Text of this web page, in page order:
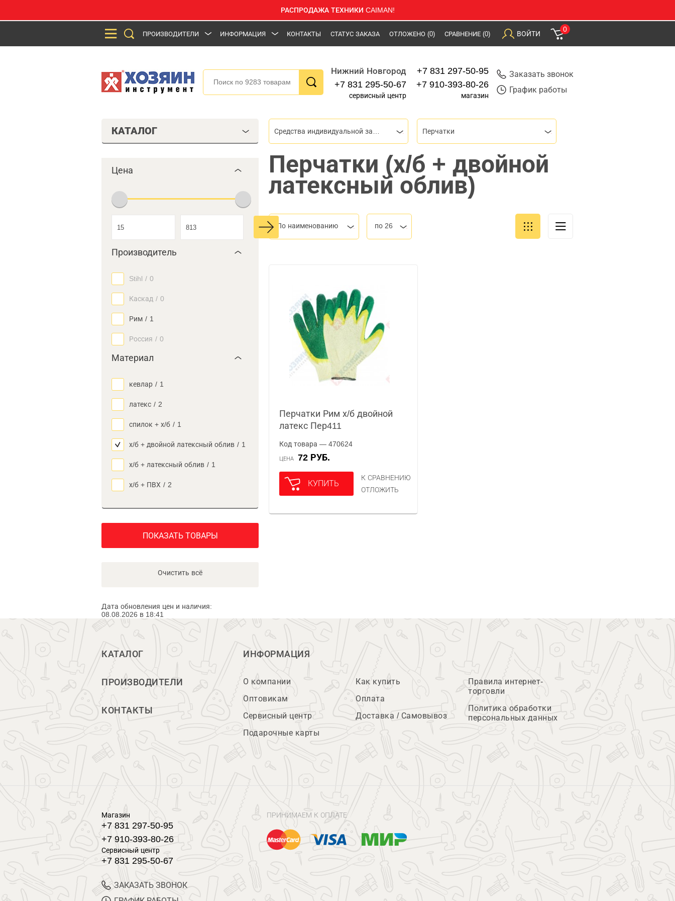
РАСПРОДАЖА ТЕХНИКИ CAIMAN!
ПРОИЗВОДИТЕЛИ ИНФОРМАЦИЯ КОНТАКТЫ СТАТУС ЗАКАЗА ОТЛОЖЕНО (0) СРАВНЕНИЕ (0) ВОЙТИ
0
Нижний Новгород
+7 831 295-50-67
сервисный центр
+7 831 297-50-95
+7 910-393-80-26
магазин
Заказать звонок
График работы
КАТАЛОГ
Цена
Производитель
Stihl / 0
Каскад / 0
Рим / 1
Россия / 0
Материал
кевлар / 1
латекс / 2
спилок + х/б / 1
х/б + двойной латексный облив / 1
х/б + латексный облив / 1
х/б + ПВХ / 2
ПОКАЗАТЬ ТОВАРЫ
Очистить всё
Дата обновления цен и наличия:
08.08.2026 в 18:41
Перчатки
Перчатки (х/б + двойной
латексный облив)
По наименованию по 26
Перчатки Рим х/б двойной
латекс Пер411
Код товара — 470624
ЦЕНА 72 РУБ.
КУПИТЬ
К СРАВНЕНИЮ
ОТЛОЖИТЬ
КАТАЛОГ
ПРОИЗВОДИТЕЛИ
КОНТАКТЫ
ИНФОРМАЦИЯ
О компании
Оптовикам
Сервисный центр
Подарочные карты
Как купить
Оплата
Доставка / Самовывоз
Правила интернет-
торговли
Политика обработки
персональных данных
Магазин
+7 831 297-50-95
+7 910-393-80-26
Сервисный центр
+7 831 295-50-67
ЗАКАЗАТЬ ЗВОНОК
ПРИНИМАЕМ К ОПЛАТЕ